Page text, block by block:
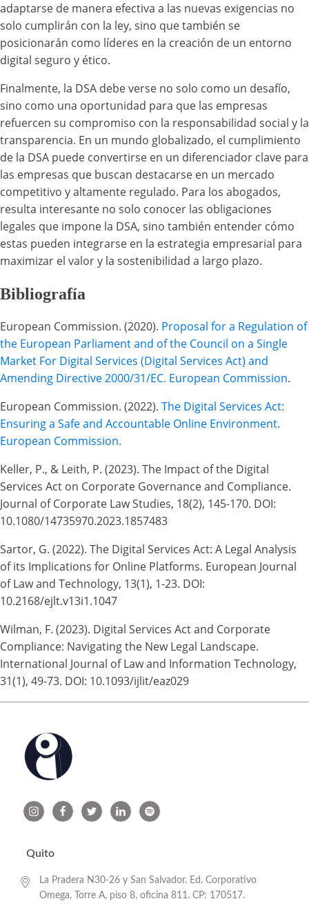
adaptarse de manera efectiva a las nuevas exigencias no
solo cumplirán con la ley, sino que también se
posicionarán como líderes en la creación de un entorno
digital seguro y ético.
Finalmente, la DSA debe verse no solo como un desafío,
sino como una oportunidad para que las empresas
refuercen su compromiso con la responsabilidad social y la
transparencia. En un mundo globalizado, el cumplimiento
de la DSA puede convertirse en un diferenciador clave para
las empresas que buscan destacarse en un mercado
competitivo y altamente regulado. Para los abogados,
resulta interesante no solo conocer las obligaciones
legales que impone la DSA, sino también entender cómo
estas pueden integrarse en la estrategia empresarial para
maximizar el valor y la sostenibilidad a largo plazo.
Bibliografía
European Commission. (2020). Proposal for a Regulation of
the European Parliament and of the Council on a Single
Market For Digital Services (Digital Services Act) and
Amending Directive 2000/31/EC. European Commission.
European Commission. (2022). The Digital Services Act:
Ensuring a Safe and Accountable Online Environment.
European Commission.
Keller, P., & Leith, P. (2023). The Impact of the Digital
Services Act on Corporate Governance and Compliance.
Journal of Corporate Law Studies, 18(2), 145-170. DOI:
10.1080/14735970.2023.1857483
Sartor, G. (2022). The Digital Services Act: A Legal Analysis
of its Implications for Online Platforms. European Journal
of Law and Technology, 13(1), 1-23. DOI:
10.2168/ejlt.v13i1.1047
Wilman, F. (2023). Digital Services Act and Corporate
Compliance: Navigating the New Legal Landscape.
International Journal of Law and Information Technology,
31(1), 49-73. DOI: 10.1093/ijlit/eaz029
Quito
La Pradera N30-26 y San Salvador. Ed. Corporativo
Omega, Torre A, piso 8, oficina 811. CP: 170517.